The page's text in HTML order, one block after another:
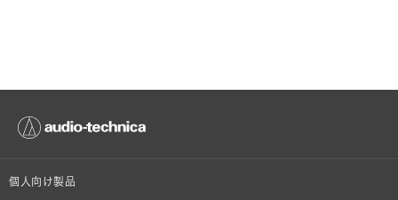
個人向け製品